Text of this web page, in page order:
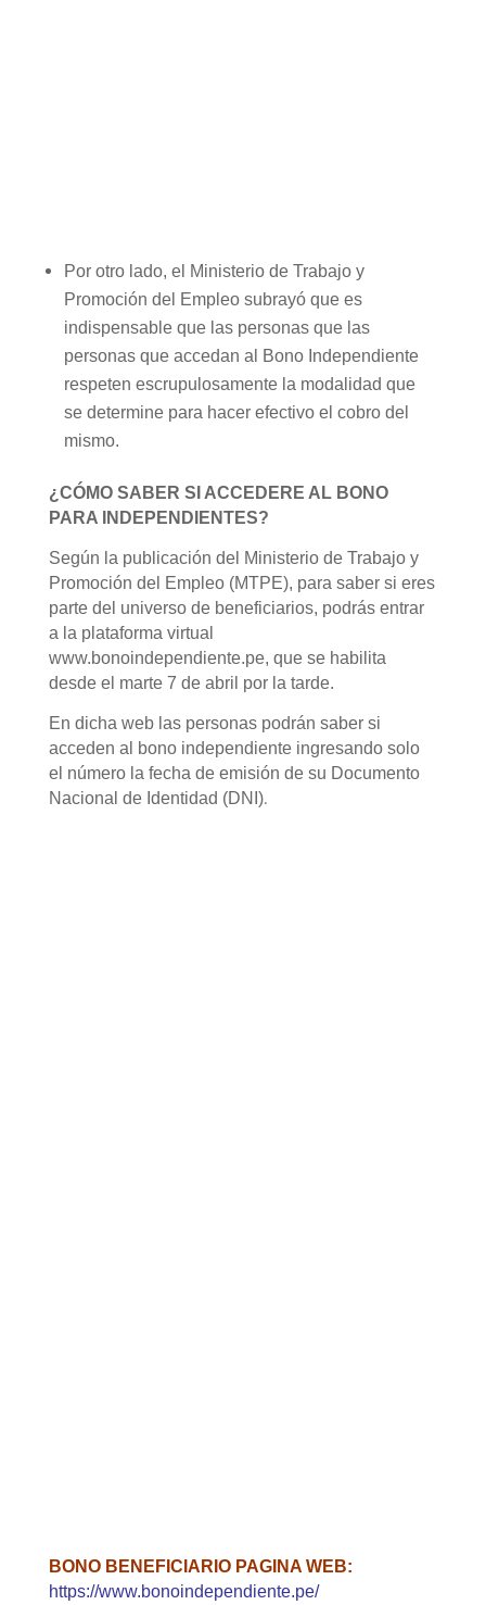
Por otro lado, el Ministerio de Trabajo y
Promoción del Empleo subrayó que es
indispensable que las personas que las
personas que accedan al Bono Independiente
respeten escrupulosamente la modalidad que
se determine para hacer efectivo el cobro del
mismo.
¿CÓMO SABER SI ACCEDERE AL BONO
PARA INDEPENDIENTES?
Según la publicación del Ministerio de Trabajo y
Promoción del Empleo (MTPE), para saber si eres
parte del universo de beneficiarios, podrás entrar
a la plataforma virtual
www.bonoindependiente.pe, que se habilita
desde el marte 7 de abril por la tarde.
En dicha web las personas podrán saber si
acceden al bono independiente ingresando solo
el número la fecha de emisión de su Documento
Nacional de Identidad (DNI).
BONO BENEFICIARIO PAGINA WEB:
https://www.bonoindependiente.pe/